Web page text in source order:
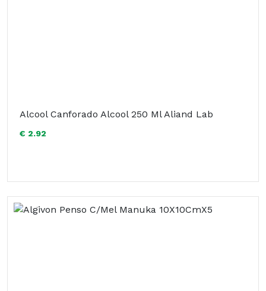
Alcool Canforado Alcool 250 Ml Aliand Lab
€ 2.92